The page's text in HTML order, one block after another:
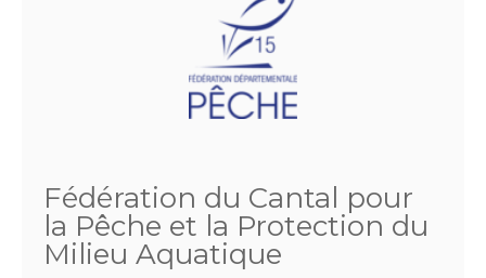
Fédération du Cantal pour
la Pêche et la Protection du
Milieu Aquatique